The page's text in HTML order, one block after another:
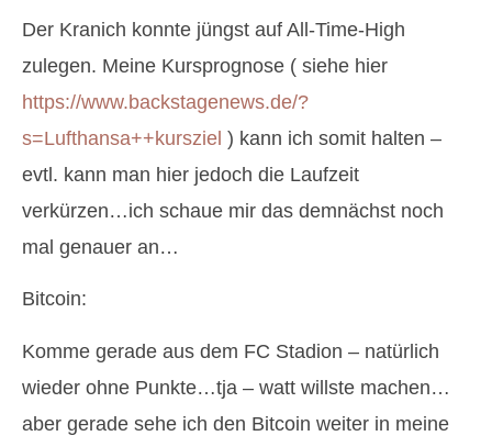
Der Kranich konnte jüngst auf All-Time-High
zulegen. Meine Kursprognose ( siehe hier
https://www.backstagenews.de/?
s=Lufthansa++kursziel ) kann ich somit halten –
evtl. kann man hier jedoch die Laufzeit
verkürzen…ich schaue mir das demnächst noch
mal genauer an…
Bitcoin:
Komme gerade aus dem FC Stadion – natürlich
wieder ohne Punkte…tja – watt willste machen…
aber gerade sehe ich den Bitcoin weiter in meine